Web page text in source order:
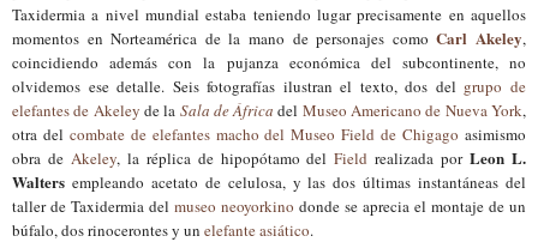
Taxidermia a nivel mundial estaba teniendo lugar precisamente en aquellos
momentos en Norteamérica de la mano de personajes comoCarl Akeley,
coincidiendo además con la pujanza económica del subcontinente, no
olvidemos ese detalle. Seis fotografías ilustran el texto, dos del grupo de
elefantes de Akeley de la Sala de África del Museo Americano de Nueva York,
otra del combate de elefantes macho del Museo Field de Chigago asimismo
obra de Akeley, la réplica de hipopótamo delField realizada porLeon L.
Walters empleando acetato de celulosa, y las dos últimas instantáneas del
taller de Taxidermia del museo neoyorkino donde se aprecia el montaje de un
búfalo, dos rinocerontes y un elefante asiático.